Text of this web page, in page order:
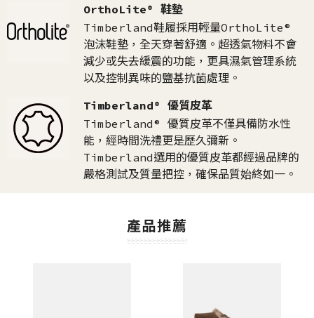
OrthoLite® 鞋墊
Timberland鞋履採用輕量OrthoLite®
泡沫鞋墊，全天穿著舒適。超透氣物料不會
減少或失去緩震的功能，更具濕氣管理系統
以及控制異味的鹽基抗菌處理。
Timberland® 優質皮革
Timberland® 優質皮革不僅具備防水性
能，經時間洗禮更是歷久彌新。
Timberland選用的優質皮革都經過品牌的
嚴格測試及質量把控，確保品質始終如一。​
產品推薦